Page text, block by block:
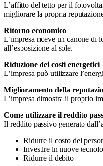
L’affitto del tetto per il
migliorare la propria
Ritorno economico
L’impresa riceve un canone di
all’esposizione al sole.
Riduzione dei costi energetici
L’impresa può utilizzare
Miglioramento della
L’impresa dimostra il proprio
Come utilizzare il reddito
Il reddito passivo generato
Ridurre il costo del
Investire in nuove
Ridurre il debito